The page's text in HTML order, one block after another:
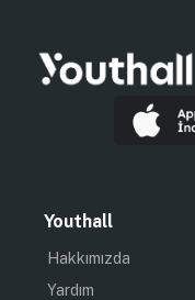
Youthall
Hakkımızda
Yardım